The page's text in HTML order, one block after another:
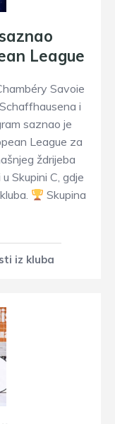
League
Savoie
i
saznao je
League za
ždrijeba
Skupini C, gdje
Skupina
iz kluba